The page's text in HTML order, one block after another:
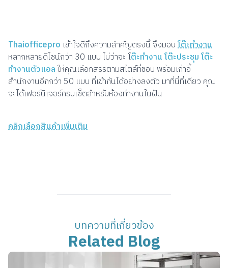
Thaiofficepro เข้าใจดีถึงความสำคัญตรงนี้ จึงมอบโต๊ะทำงาน
หลากหลายดีไซน์กว่า 30 แบบ ไม่ว่าจะ โต๊ะทำงาน โต๊ะประชุม โต๊ะ
ทำงานตัวแอลให้คุณเลือกสรรตามสไตล์ที่ชอบ พร้อมเก้าอี้
สำนักงานอีกกว่า 50 แบบ ที่เข้ากันได้อย่างลงตัว มาที่นี่ที่เดียว คุณ
จะได้เฟอร์นิเจอร์ครบเซ็ตสำหรับห้องทำงานในฝัน
คลิกเลือกสินค้าเพิ่มเติม
บทความที่เกี่ยวข้อง
Related Blog